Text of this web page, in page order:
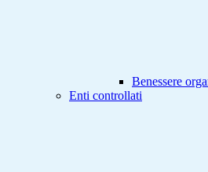
Benessere
Enti controllati